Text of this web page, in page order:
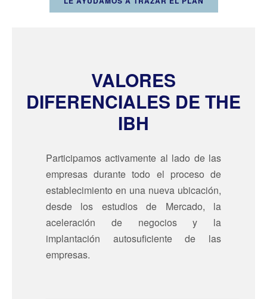
VALORES
DIFERENCIALES DE THE
IBH
Participamos activamente al lado de las
empresas durante todo el proceso de
establecimiento en una nueva ubicación,
desde los estudios de Mercado, la
aceleración de negocios y la
implantación autosuficiente de las
empresas.